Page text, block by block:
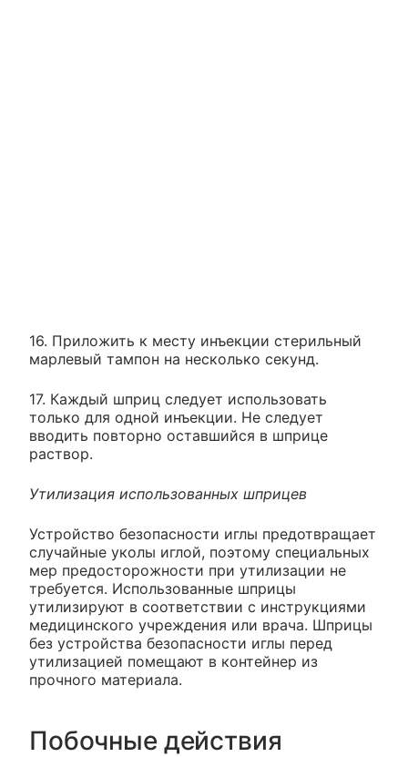
16. Приложить к месту инъекции стерильный
марлевый тампон на несколько секунд.
17. Каждый шприц следует использовать
только для одной инъекции. Не следует
вводить повторно оставшийся в шприце
раствор.
Утилизация использованных шприцев
Устройство безопасности иглы предотвращает
случайные уколы иглой, поэтому специальных
мер предосторожности при утилизации не
требуется. Использованные шприцы
утилизируют в соответствии с инструкциями
медицинского учреждения или врача. Шприцы
без устройства безопасности иглы перед
утилизацией помещают в контейнер из
прочного материала.
Побочные действия